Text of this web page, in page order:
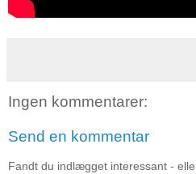
Ingen kommentarer:
Send en kommentar
Fandt du indlægget interessant -